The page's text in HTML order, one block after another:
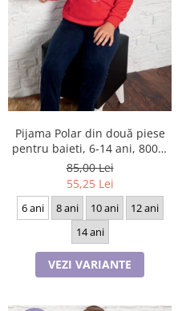
Pijama Polar din două piese
pentru baieti, 6-14 ani, 8002,
culoare bleomarin si rosu
85,00 Lei
55,25 Lei
6 ani 8 ani 10 ani
12 ani
14 ani
VEZI VARIANTE